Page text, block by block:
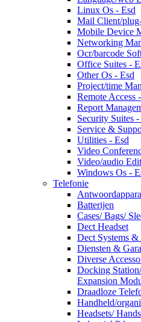
Linux Os - Esd
Mail Client/
Mobile Device
Networking
Ocr/barcode
Office Suites -
Other Os - Esd
Project/time
Remote Access
Report
Security Suites -
Service &
Utilities - Esd
Video
Video/audio
Windows Os -
Telefonie
Batterijen
Cases/ Bags/
Dect Headset
Dect Systems &
Diensten &
Diverse
Docking
Expansion
Draadloze
Handheld/
Headsets/